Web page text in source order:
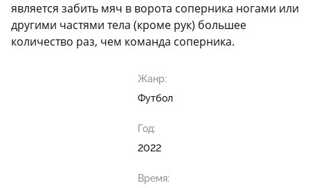
является забить мяч в ворота соперника ногами или
другими частями тела (кроме рук) большее
количество раз, чем команда соперника.
Жанр:
Футбол
Год:
2022
Время: